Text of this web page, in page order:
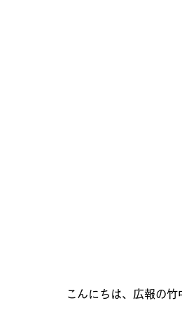
こんにちは、広報の竹